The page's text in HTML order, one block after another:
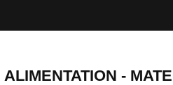
ALIMENTATION -